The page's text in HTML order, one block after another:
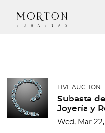
LIVE AUCTION
Subasta
Joyería y
Wed, Mar